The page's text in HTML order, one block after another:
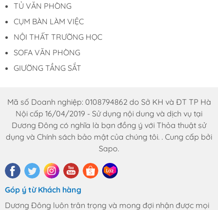
TỦ VĂN PHÒNG
CỤM BÀN LÀM VIỆC
NỘI THẤT TRƯỜNG HỌC
SOFA VĂN PHÒNG
GIƯỜNG TẦNG SẮT
Mã số Doanh nghiệp: 0108794862 do Sở KH và ĐT TP Hà
Nội cấp 16/04/2019 - Sử dụng nội dung và dịch vụ tại
Dương Đông có nghĩa là bạn đồng ý với Thỏa thuật sử
dụng và Chính sách bảo mật của chúng tôi. . Cung cấp bởi
Sapo.
Góp ý từ Khách hàng
Dương Đông luôn trân trọng và mong đợi nhận được mọi